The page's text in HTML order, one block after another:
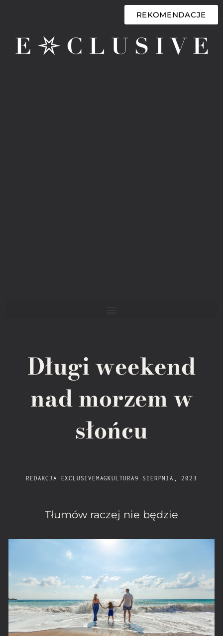
REKOMENDACJE
Długi weekend
nad morzem w
słońcu
REDAKCJA EXCLUSIVEMAG KULTURA 9 SIERPNIA, 2023
Tłumów raczej nie będzie